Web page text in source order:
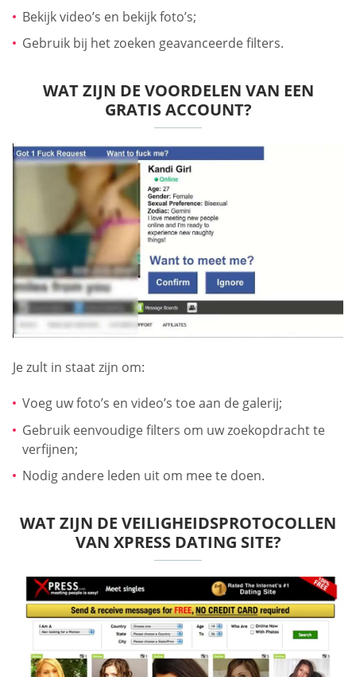
Bekijk video’s en bekijk foto’s;
Gebruik bij het zoeken geavanceerde filters.
WAT ZIJN DE VOORDELEN VAN EEN
GRATIS ACCOUNT?
Je zult in staat zijn om:
Voeg uw foto’s en video’s toe aan de galerij;
Gebruik eenvoudige filters om uw zoekopdracht te
verfijnen;
Nodig andere leden uit om mee te doen.
WAT ZIJN DE VEILIGHEIDSPROTOCOLLEN
VAN XPRESS DATING SITE?